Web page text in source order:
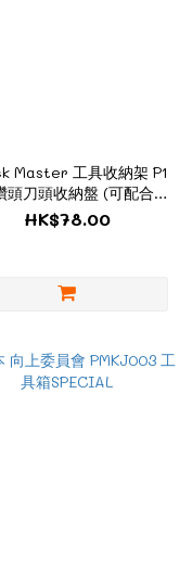
Master 工具收納架 P1
頭刀頭收納盤 (可配合K5
使用)
HK$78.00